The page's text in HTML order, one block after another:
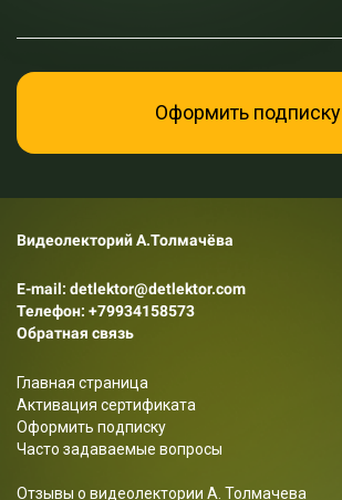
Оформить подписку
Видеолекторий А.Толмачёва
E-mail: detlektor@detlektor.com
Телефон: +79934158573
Обратная связь
Главная страница
Активация сертификата
Оформить подписку
Часто задаваемые вопросы
Отзывы о видеолектории А. Толмачева